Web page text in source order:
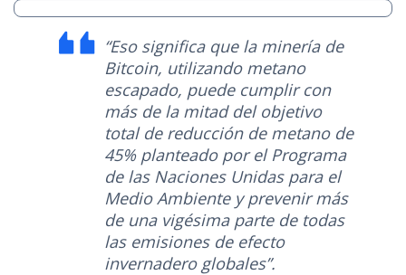
“Eso significa que la minería de
Bitcoin, utilizando metano
escapado, puede cumplir con
más de la mitad del objetivo
total de reducción de metano de
45% planteado por el Programa
de las Naciones Unidas para el
Medio Ambiente y prevenir más
de una vigésima parte de todas
las emisiones de efecto
invernadero globales”.